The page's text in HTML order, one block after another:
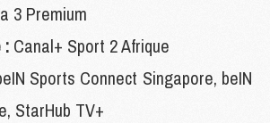
3 Premium
: Canal+ Sport 2 Afrique
Sports Connect Singapore, beIN
StarHub TV+